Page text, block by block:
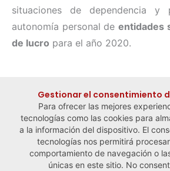
situaciones de dependencia y
autonomía personal de entidades
de lucro para el año 2020.
← Noticia anterior
Gestionar el consentimiento
Para ofrecer las mejores
tecnologías como las cookies para
a la información del dispositivo. El
tecnologías nos permitirá
comportamiento de navegación o
únicas en este sitio. No